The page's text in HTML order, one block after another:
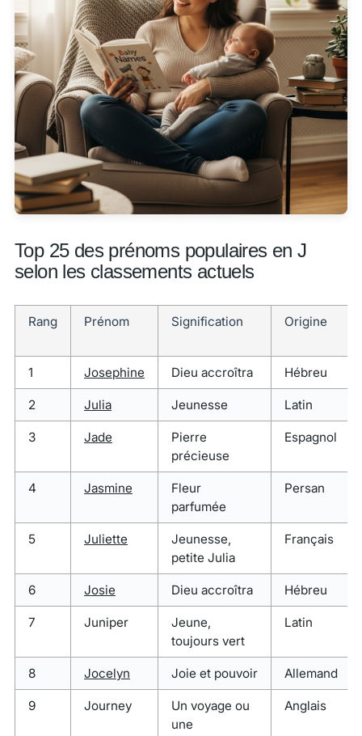
Top 25 des prénoms populaires en J
selon les classements actuels
Rang Prénom Signification Origine
1 Josephine Dieu accroîtra Hébreu
2 Julia Jeunesse Latin
3 Jade
Pierre
précieuse
Espagnol
4 Jasmine
Fleur
parfumée
Persan
5 Juliette
Jeunesse,
petite Julia
Français
6 Josie Dieu accroîtra Hébreu
7 Juniper
Jeune,
toujours vert
Latin
8 Jocelyn Joie et pouvoir Allemand
9 Journey
Un voyage ou
une
Anglais